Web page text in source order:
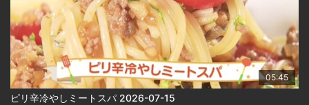
05:45
ピリ辛冷やしミートスパ 2026-07-15